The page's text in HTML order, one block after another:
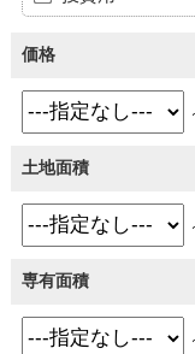
価格
土地面積
専有面積